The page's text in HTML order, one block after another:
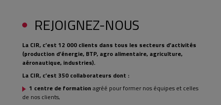
REJOIGNEZ-NOUS
La CIR, c’est 12 000 clients dans tous les secteurs d’activités
(production d’énergie, BTP, agro alimentaire, agriculture,
aéronautique, industries).
La CIR, c’est 350 collaborateurs dont :
1 centre de formation agréé pour former nos équipes et celles
de nos clients,